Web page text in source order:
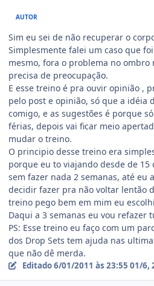
AUTOR
Sim eu sei de não recuperar o
Simplesmente falei um caso que
mesmo, fora o problema no
precisa de preocupação.
E esse treino é pra ouvir opinião ,
pelo post e opinião, só que a idéia
comigo, e as sugestões é porque
férias, depois vai ficar meio
mudar o treino.
O principio desse treino era
porque eu to viajando desde de 15
sem fazer nada 2 semanas, até eu
decidir fazer pra não voltar lentão
treino pego bem em mim eu
Daqui a 3 semanas eu vou refazer
PS: Esse treino eu faço com um
dos Drop Sets tem ajuda nas
que não dê merda.
Editado6/01/2011 às 23:55 01/6,